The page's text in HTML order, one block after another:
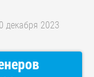
декабря 2023